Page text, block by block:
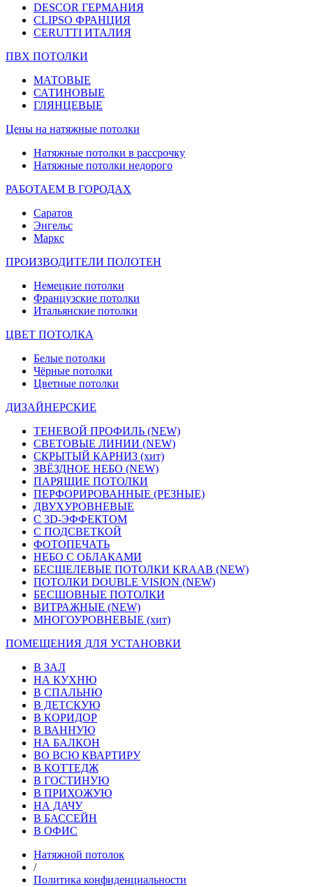
DESCOR ГЕРМАНИЯ
CLIPSO ФРАНЦИЯ
CERUTTI ИТАЛИЯ
ПВХ ПОТОЛКИ
МАТОВЫЕ
САТИНОВЫЕ
ГЛЯНЦЕВЫЕ
Цены на натяжные потолки
Натяжные потолки в рассрочку
Натяжные потолки недорого
РАБОТАЕМ В ГОРОДАХ
Саратов
Энгельс
Маркс
ПРОИЗВОДИТЕЛИ ПОЛОТЕН
Немецкие потолки
Французские потолки
Итальянские потолки
ЦВЕТ ПОТОЛКА
Белые потолки
Чёрные потолки
Цветные потолки
ДИЗАЙНЕРСКИЕ
ТЕНЕВОЙ ПРОФИЛЬ (NEW)
СВЕТОВЫЕ ЛИНИИ (NEW)
СКРЫТЫЙ КАРНИЗ (хит)
ЗВЁЗДНОЕ НЕБО (NEW)
ПАРЯЩИЕ ПОТОЛКИ
ПЕРФОРИРОВАННЫЕ (РЕЗНЫЕ)
ДВУХУРОВНЕВЫЕ
С 3D-ЭФФЕКТОМ
С ПОДСВЕТКОЙ
ФОТОПЕЧАТЬ
НЕБО С ОБЛАКАМИ
БЕСЩЕЛЕВЫЕ ПОТОЛКИ KRAAB (NEW)
ПОТОЛКИ DOUBLE VISION (NEW)
БЕСШОВНЫЕ ПОТОЛКИ
ВИТРАЖНЫЕ (NEW)
МНОГОУРОВНЕВЫЕ (хит)
ПОМЕЩЕНИЯ ДЛЯ УСТАНОВКИ
В ЗАЛ
НА КУХНЮ
В СПАЛЬНЮ
В ДЕТСКУЮ
В КОРИДОР
В ВАННУЮ
НА БАЛКОН
ВО ВСЮ КВАРТИРУ
В КОТТЕДЖ
В ГОСТИНУЮ
В ПРИХОЖУЮ
НА ДАЧУ
В БАССЕЙН
В ОФИС
Натяжной потолок
/
Политика конфиденциальности